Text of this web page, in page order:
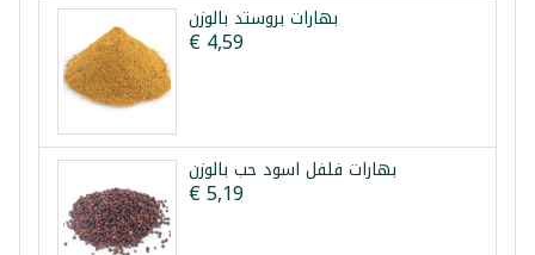
بهارات بروستد بالوزن
€ 4,59
بهارات فلفل اسود حب بالوزن
€ 5,19